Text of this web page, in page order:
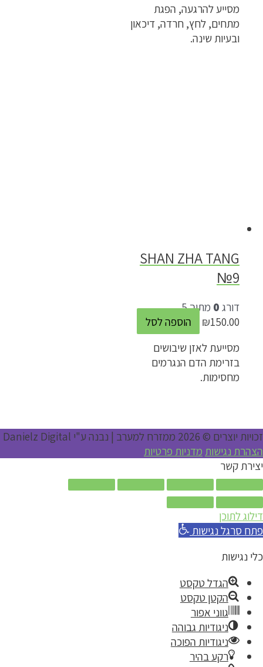
מסייע להרגעה, הפגת
מתחים, לחץ, חרדה, דיכאון
ובעיות שינה.
SHAN ZHA TANG
№9
דורג 0 מתוך 5
₪150.00
הוספה לסל
מסייעת לאזן שיבושים
בזרימת הדם הנגרמים
מחסימות.
זכויות יוצרים © 2026 ממזרח למערב | נבנה ע"י Danielz Digital
הצהרת נגישות מדניות פרטיות
יצירת קשר
דילוג לתוכן
פתח סרגל נגישות
כלי נגישות
הגדל טקסט
הקטן טקסט
גווני אפור
ניגודיות גבוהה
ניגודיות הפוכה
רקע בהיר